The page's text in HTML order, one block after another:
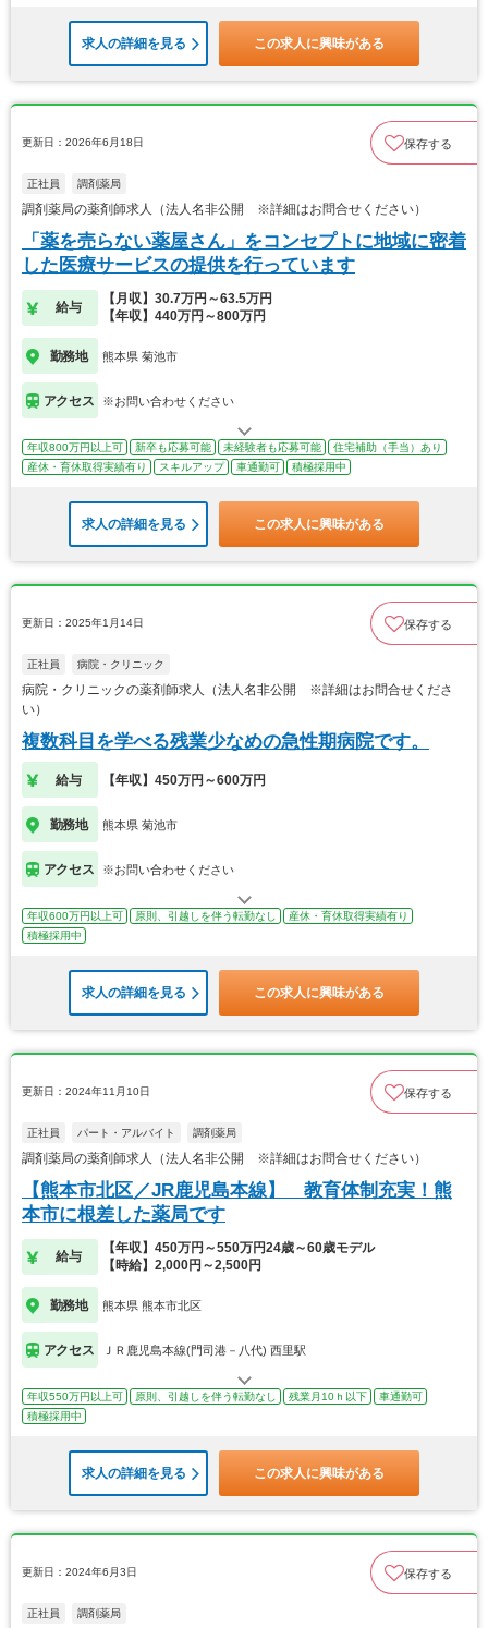
求人の詳細を見る この求人に興味がある
更新日：2026年6月18日 保存する
正社員 調剤薬局
調剤薬局の薬剤師求人（法人名非公開 ※詳細はお問合せください）
「薬を売らない薬屋さん」をコンセプトに地域に密着
した医療サービスの提供を行っています
給与
【月収】30.7万円～63.5万円
【年収】440万円～800万円
勤務地 熊本県 菊池市
アクセス ※お問い合わせください
年収800万円以上可 新卒も応募可能 未経験者も応募可能
住宅補助（手当）あり
産休・育休取得実績有り
スキルアップ 車通勤可 積極採用中
求人の詳細を見る この求人に興味がある
更新日：2025年1月14日 保存する
正社員 病院・クリニック
病院・クリニックの薬剤師求人（法人名非公開 ※詳細はお問合せくださ
い）
複数科目を学べる残業少なめの急性期病院です。
給与 【年収】450万円～600万円
勤務地 熊本県 菊池市
アクセス ※お問い合わせください
年収600万円以上可 原則、引越しを伴う転勤なし
産休・育休取得実績有り
積極採用中
求人の詳細を見る この求人に興味がある
更新日：2024年11月10日 保存する
正社員 パート・アルバイト 調剤薬局
調剤薬局の薬剤師求人（法人名非公開 ※詳細はお問合せください）
【熊本市北区／JR鹿児島本線】 教育体制充実！熊
本市に根差した薬局です
給与
【年収】450万円～550万円24歳～60歳モデル
【時給】2,000円～2,500円
勤務地 熊本県 熊本市北区
アクセス ＪＲ鹿児島本線(門司港－八代) 西里駅
年収550万円以上可 原則、引越しを伴う転勤なし 残業月10ｈ以下
車通勤可
積極採用中
求人の詳細を見る この求人に興味がある
更新日：2024年6月3日 保存する
正社員 調剤薬局